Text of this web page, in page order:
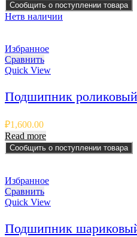
Сообщить о поступлении товара
Нетв наличии
Избранное
Сравнить
Quick View
Подшипник
₽1,600.00
Read more
Сообщить о поступлении товара
Избранное
Сравнить
Quick View
Подшипник